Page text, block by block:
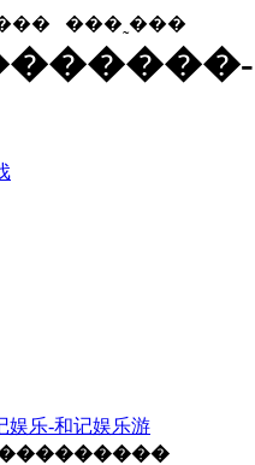
���˷���
娱乐-和记娱乐游